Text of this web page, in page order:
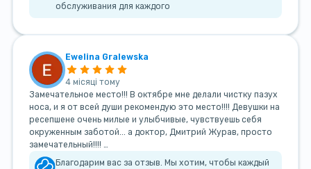
обслуживания для каждого
Ewelina Gralewska
4 місяці тому
Замечательное место!!! В октябре мне делали чистку пазух
носа, и я от всей души рекомендую это место!!!! Девушки на
ресепшене очень милые и улыбчивые, чувствуешь себя
окруженным заботой... а доктор, Дмитрий Журав, просто
замечательный!!!! …
Благодарим вас за отзыв. Мы хотим, чтобы каждый